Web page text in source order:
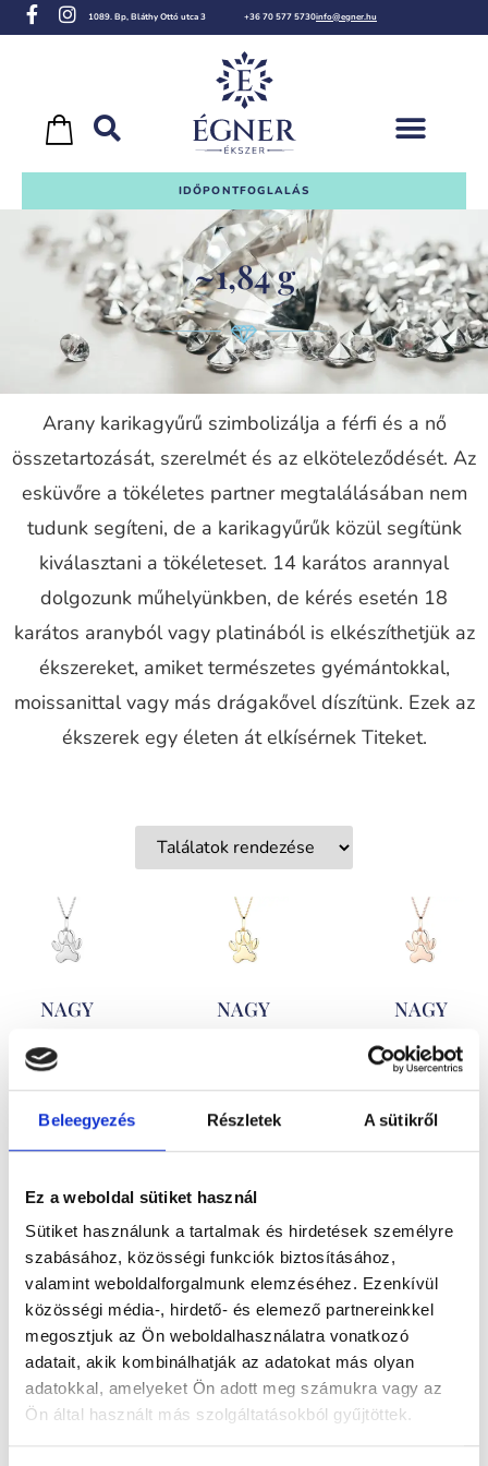
Beleegyezés Részletek A sütikről
Ez a weboldal sütiket használ
Sütiket használunk a tartalmak és hirdetések személyre
szabásához, közösségi funkciók biztosításához,
valamint weboldalforgalmunk elemzéséhez. Ezenkívül
közösségi média-, hirdető- és elemező partnereinkkel
megosztjuk az Ön weboldalhasználatra vonatkozó
adatait, akik kombinálhatják az adatokat más olyan
adatokkal, amelyeket Ön adott meg számukra vagy az
Ön által használt más szolgáltatásokból gyűjtöttek.
1089. Bp, Bláthy Ottó utca 3 +36 70 577 5730info@egner.hu
IDŐPONTFOGLALÁS
~1,84 g
Arany karikagyűrű szimbolizálja a férfi és a nő
összetartozását, szerelmét és az elköteleződését. Az
esküvőre a tökéletes partner megtalálásában nem
tudunk segíteni, de a karikagyűrűk közül segítünk
kiválasztani a tökéleteset. 14 karátos arannyal
dolgozunk műhelyünkben, de kérés esetén 18
karátos aranyból vagy platinából is elkészíthetjük az
ékszereket, amiket természetes gyémántokkal,
moissanittal vagy más drágakővel díszítünk. Ezek az
ékszerek egy életen át elkísérnek Titeket.
NAGY
TAPPANCS
203.200Ft
Fehérarany
medál
NAGY
203.200Ft
Sárga arany
medál
NAGY
TAPPANCS
203.200
Rose gold